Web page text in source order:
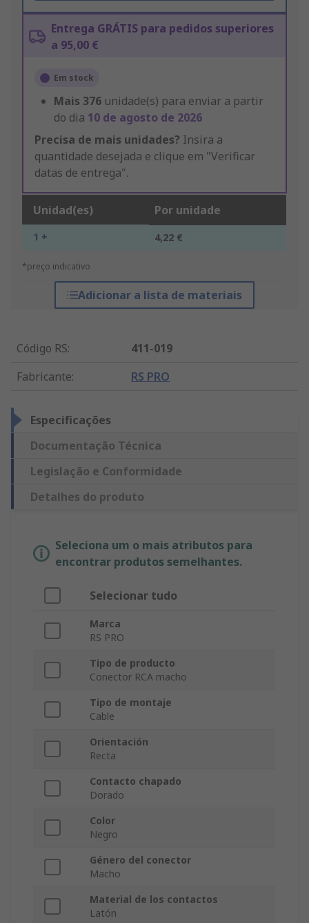
Entrega GRÁTIS para pedidos superiores
a 95,00 €
Em stock
Mais 376 unidade(s) para enviar a partir
do dia 10 de agosto de 2026
Precisa de mais unidades? Insira a
quantidade desejada e clique em "Verificar
datas de entrega".
Unidad(es) Por unidade
1 + 4,22 €
*preço indicativo
Adicionar a lista de materiais
Código RS:
411-019
Fabricante: RS PRO
Especificações
Documentação Técnica
Legislação e Conformidade
Detalhes do produto
Seleciona um o mais atributos para
encontrar produtos semelhantes.
Selecionar tudo
Marca
RS PRO
Tipo de producto
Conector RCA macho
Tipo de montaje
Cable
Orientación
Recta
Contacto chapado
Dorado
Color
Negro
Género del conector
Macho
Material de los contactos
Latón